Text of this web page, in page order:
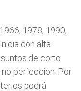
1978, 1990,
con alta
de corto
perfección. Por
podrá